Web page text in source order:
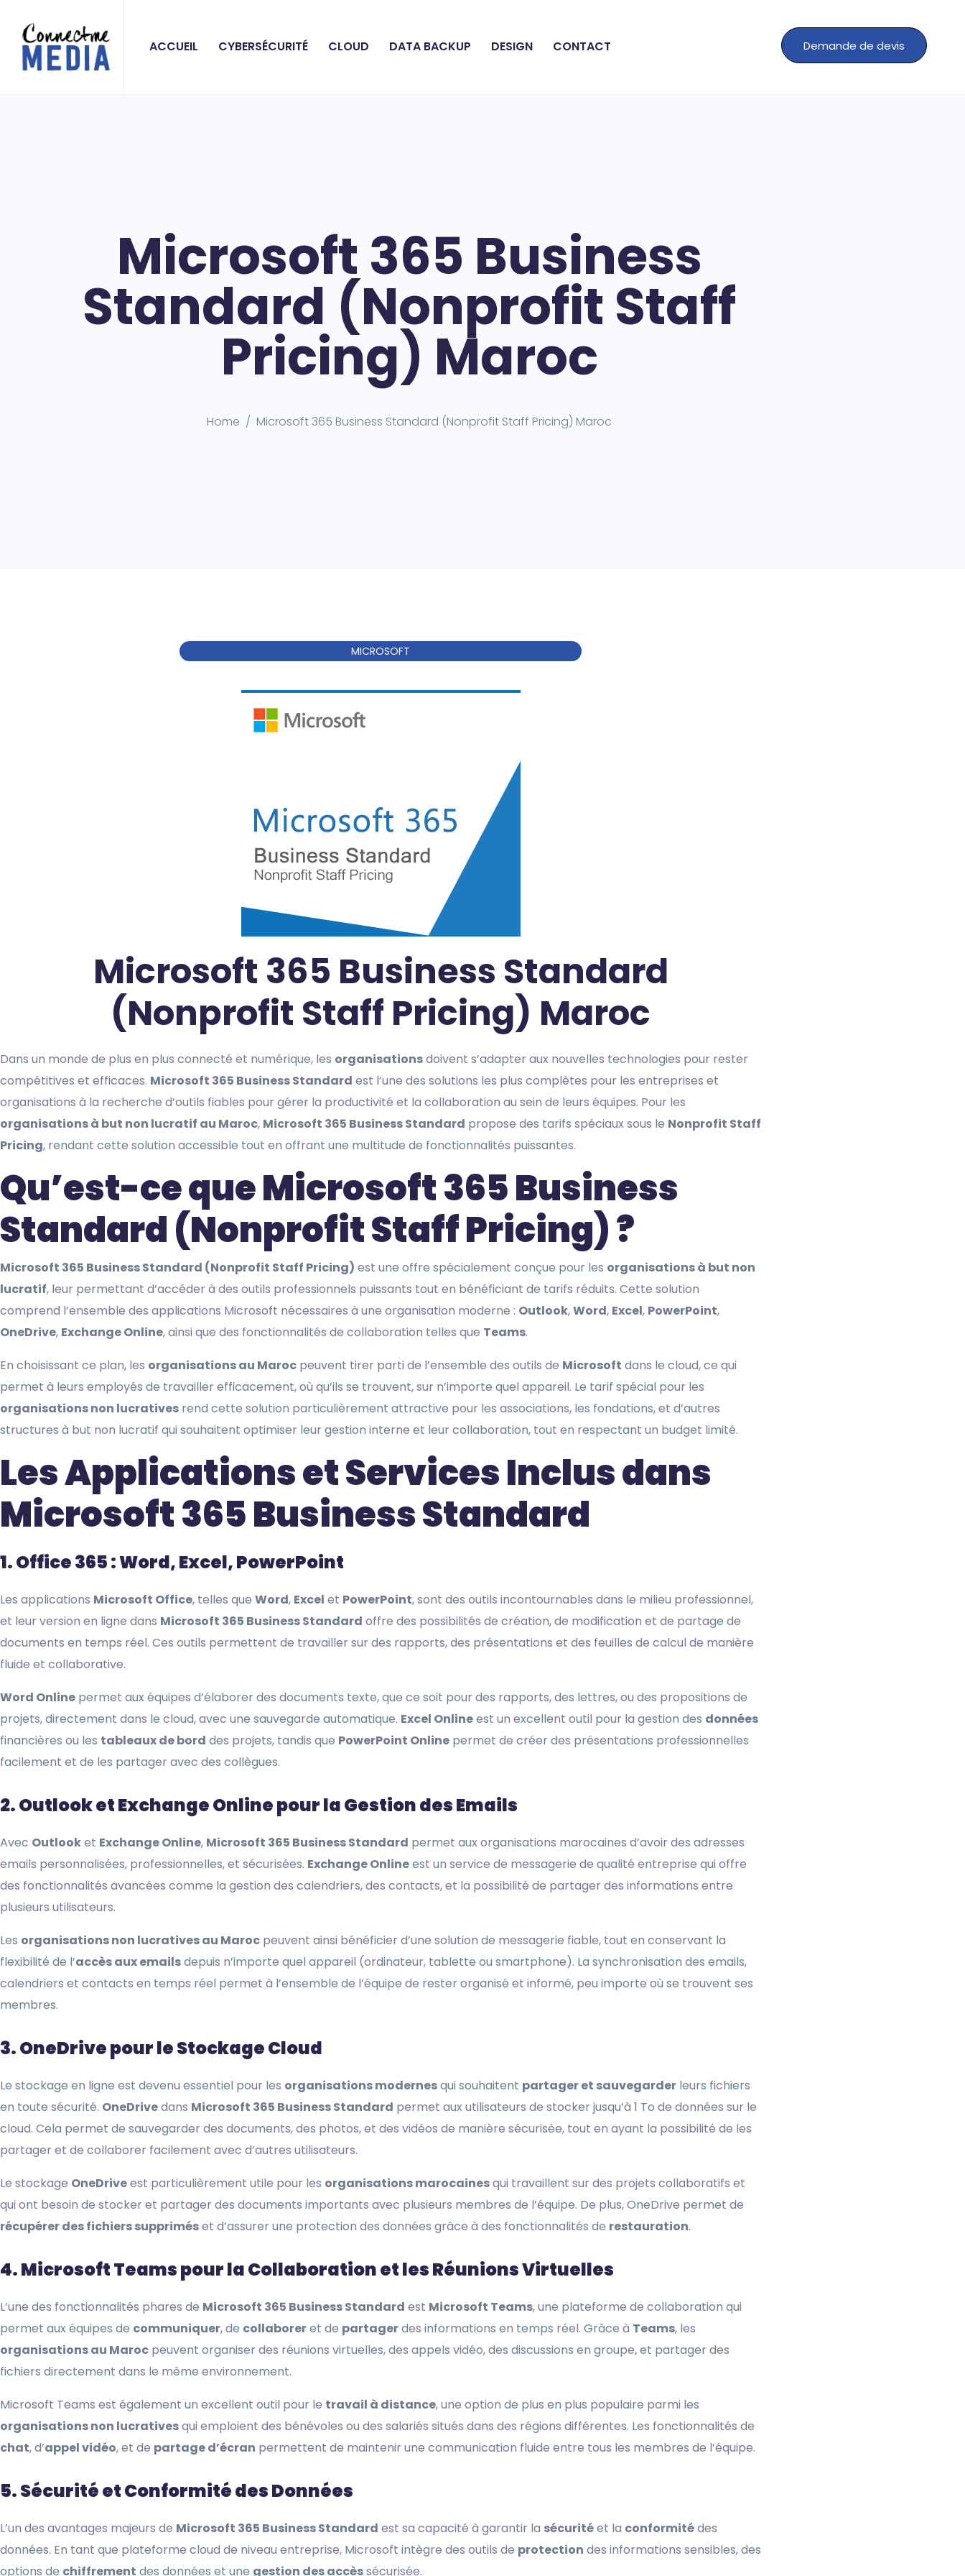
ACCUEIL CYBERSÉCURITÉ CLOUD DATA BACKUP DESIGN CONTACT Demande de devis
Microsoft 365 Business
Standard (Nonprofit Staff
Pricing) Maroc
Home Microsoft 365 Business Standard (Nonprofit Staff Pricing) Maroc
MICROSOFT
Microsoft 365 Business Standard
(Nonprofit Staff Pricing) Maroc
Dans un monde de plus en plus connecté et numérique, les organisationsdoivent s’adapter aux nouvelles technologies pour rester
compétitives et efficaces. Microsoft 365 Business Standard est l’une des solutions les plus complètes pour les entreprises et
organisations à la recherche d’outils fiables pour gérer la productivité et la collaboration au sein de leurs équipes. Pour les
organisations à but non lucratif au Maroc, Microsoft 365 Business Standard propose des tarifs spéciaux sous le Nonprofit Staff
Pricing, rendant cette solution accessible tout en offrant une multitude de fonctionnalités puissantes.
Qu’est-ce que Microsoft 365 Business
Standard (Nonprofit Staff Pricing) ?
Microsoft 365 Business Standard (Nonprofit Staff Pricing) est une offre spécialement conçue pour les organisations à but non
lucratif, leur permettant d’accéder à des outils professionnels puissants tout en bénéficiant de tarifs réduits. Cette solution
comprend l’ensemble des applications Microsoft nécessaires à une organisation moderne : Outlook,Word, Excel, PowerPoint,
OneDrive, Exchange Online, ainsi que des fonctionnalités de collaboration telles que Teams.
En choisissant ce plan, les organisations au Maroc peuvent tirer parti de l’ensemble des outils de Microsoft dans le cloud, ce qui
permet à leurs employés de travailler efficacement, où qu’ils se trouvent, sur n’importe quel appareil. Le tarif spécial pour les
organisations non lucratives rend cette solution particulièrement attractive pour les associations, les fondations, et d’autres
structures à but non lucratif qui souhaitent optimiser leur gestion interne et leur collaboration, tout en respectant un budget limité.
Les Applications et Services Inclus dans
Microsoft 365 Business Standard
1. Office 365 : Word, Excel, PowerPoint
Les applications Microsoft Office, telles que Word, Excel et PowerPoint, sont des outils incontournables dans le milieu professionnel,
et leur version en ligne dans Microsoft 365 Business Standard offre des possibilités de création, de modification et de partage de
documents en temps réel. Ces outils permettent de travailler sur des rapports, des présentations et des feuilles de calcul de manière
fluide et collaborative.
Word Online permet aux équipes d’élaborer des documents texte, que ce soit pour des rapports, des lettres, ou des propositions de
projets, directement dans le cloud, avec une sauvegarde automatique. Excel Onlineest un excellent outil pour la gestion des données
financières ou les tableaux de bord des projets, tandis que PowerPoint Online permet de créer des présentations professionnelles
facilement et de les partager avec des collègues.
2. Outlook et Exchange Online pour la Gestion des Emails
Avec Outlooket Exchange Online, Microsoft 365 Business Standard permet aux organisations marocaines d’avoir des adresses
emails personnalisées, professionnelles, et sécurisées. Exchange Onlineest un service de messagerie de qualité entreprise qui offre
des fonctionnalités avancées comme la gestion des calendriers, des contacts, et la possibilité de partager des informations entre
plusieurs utilisateurs.
Les organisations non lucratives au Maroc peuvent ainsi bénéficier d’une solution de messagerie fiable, tout en conservant la
flexibilité de l’accès aux emailsdepuis n’importe quel appareil (ordinateur, tablette ou smartphone). La synchronisation des emails,
calendriers et contacts en temps réel permet à l’ensemble de l’équipe de rester organisé et informé, peu importe où se trouvent ses
membres.
3. OneDrive pour le Stockage Cloud
Le stockage en ligne est devenu essentiel pour les organisations modernesqui souhaitent partager et sauvegarder leurs fichiers
en toute sécurité. OneDrivedans Microsoft 365 Business Standard permet aux utilisateurs de stocker jusqu’à 1 To de données sur le
cloud. Cela permet de sauvegarder des documents, des photos, et des vidéos de manière sécurisée, tout en ayant la possibilité de les
partager et de collaborer facilement avec d’autres utilisateurs.
Le stockage OneDriveest particulièrement utile pour les organisations marocainesqui travaillent sur des projets collaboratifs et
qui ont besoin de stocker et partager des documents importants avec plusieurs membres de l’équipe. De plus, OneDrive permet de
récupérer des fichiers suppriméset d’assurer une protection des données grâce à des fonctionnalités de restauration.
4. Microsoft Teams pour la Collaboration et les Réunions Virtuelles
L’une des fonctionnalités phares de Microsoft 365 Business Standard est Microsoft Teams, une plateforme de collaboration qui
permet aux équipes de communiquer, de collaboreret de partagerdes informations en temps réel. Grâce à Teams, les
organisations au Maroc peuvent organiser des réunions virtuelles, des appels vidéo, des discussions en groupe, et partager des
fichiers directement dans le même environnement.
Microsoft Teams est également un excellent outil pour le travail à distance, une option de plus en plus populaire parmi les
organisations non lucrativesqui emploient des bénévoles ou des salariés situés dans des régions différentes. Les fonctionnalités de
chat, d’appel vidéo, et de partage d’écran permettent de maintenir une communication fluide entre tous les membres de l’équipe.
5. Sécurité et Conformité des Données
L’un des avantages majeurs de Microsoft 365 Business Standard est sa capacité à garantir la sécuritéet la conformitédes
données. En tant que plateforme cloud de niveau entreprise, Microsoft intègre des outils de protection des informations sensibles, des
options de chiffrement des données et une gestion des accèssécurisée.